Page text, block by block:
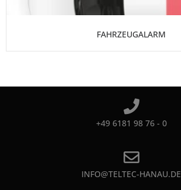
FAHRZEUGALARM
+49 6181 98 76 - 0
INFO@TELTEC-HANAU.DE